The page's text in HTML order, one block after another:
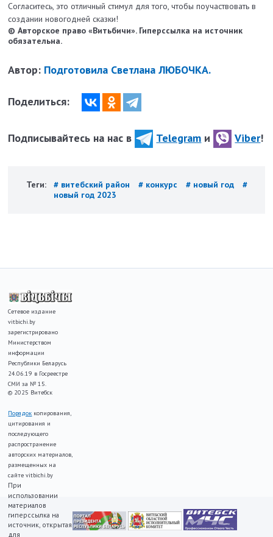
Согласитесь, это отличный стимул для того, чтобы поучаствовать в
создании новогодней сказки!
© Авторское право «Витьбичи». Гиперссылка на источник
обязательна.
Автор: Подготовила Светлана ЛЮБОЧКА.
Поделиться:
Подписывайтесь на нас в Telegram и Viber!
Теги: # витебский район # конкурс # новый год
#
новый год 2023
Сетевое издание
vitbichi.by
зарегистрировано
Министерством
информации
Республики Беларусь
24.06.19 в Госреестре
СМИ за № 15.
© 2025 Витебск
Порядок копирования,
цитирования и
последующего
распространение
авторских материалов,
размещенных на
сайте vitbichi.by
При
использовании
материалов
гиперссылка на
источник, открытая
для